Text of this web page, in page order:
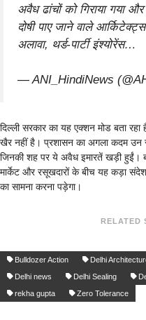
अवैध ढांचों को गिराया गया
दोषी पाए जाने वाले
अलावा, थर्ड-पार्टी इंश्योरेंस…
— ANI_HindiNews
दिल्ली सरकार का यह एक्शन मोड बता
खैर नहीं है। प्रशासन का अगला कदम उन
जिनकी शह पर ये अवैध इमारतें खड़ी हुईं।
मार्केट और रसूखदारों के बीच यह कड़ा
का सामना करना पड़ेगा।
RELATED
Bulldozer Action Delhi
Delhi news
Delhi Sealing
rekha gupta
Zero Tolerance